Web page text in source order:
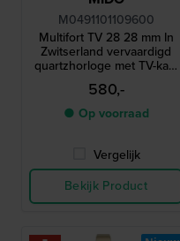
M0491101109600
Multifort TV 28 28 mm In
Zwitserland vervaardigd
quartzhorloge met TV-kast
en diamanten indexen
580,-
● Op voorraad
Vergelijk
Bekijk Product